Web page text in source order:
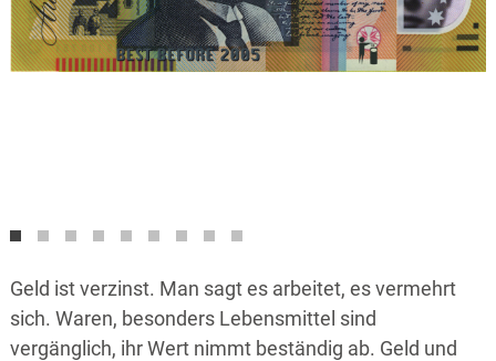
Geld ist verzinst. Man sagt es arbeitet, es vermehrt
sich. Waren, besonders Lebensmittel sind
vergänglich, ihr Wert nimmt beständig ab. Geld und